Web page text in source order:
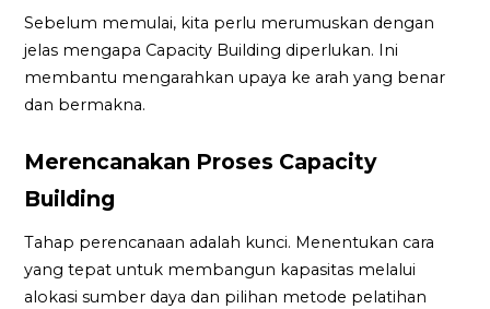
Sebelum memulai, kita perlu merumuskan dengan
jelas mengapa Capacity Building diperlukan. Ini
membantu mengarahkan upaya ke arah yang benar
dan bermakna.
Merencanakan Proses Capacity
Building
Tahap perencanaan adalah kunci. Menentukan cara
yang tepat untuk membangun kapasitas melalui
alokasi sumber daya dan pilihan metode pelatihan